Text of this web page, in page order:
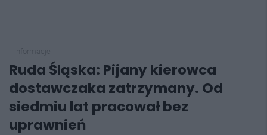
Ruda Śląska: Pijany kierowca
dostawczaka zatrzymany. Od
siedmiu lat pracował bez
uprawnień